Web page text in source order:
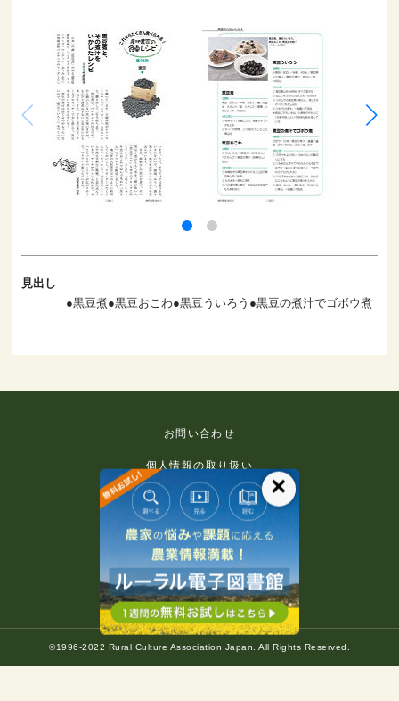
見出し
●黒豆煮●黒豆おこわ●黒豆ういろう●黒豆の煮汁でゴボウ煮
お問い合わせ
個人情報の取り扱い
免責事項
利用規約
推奨環境
著作権等について
©1996-2022 Rural Culture Association Japan. All Rights Reserved.
×